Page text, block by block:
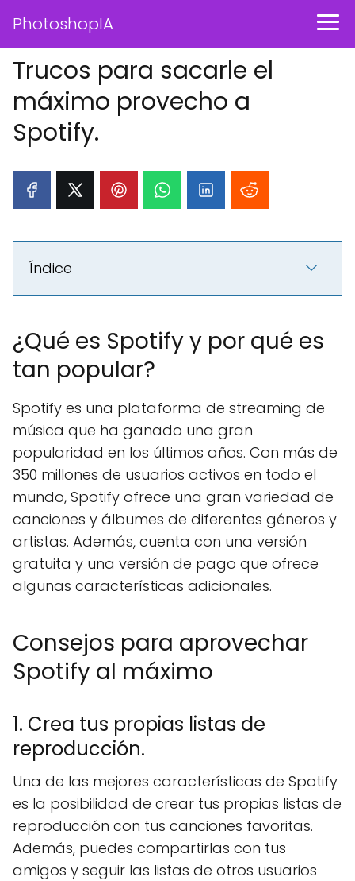
PhotoshopIA
Trucos para sacarle el
máximo provecho a
Spotify.
Índice
¿Qué es Spotify y por qué es
tan popular?
Spotify es una plataforma de streaming de
música que ha ganado una gran
popularidad en los últimos años. Con más de
350 millones de usuarios activos en todo el
mundo, Spotify ofrece una gran variedad de
canciones y álbumes de diferentes géneros y
artistas. Además, cuenta con una versión
gratuita y una versión de pago que ofrece
algunas características adicionales.
Consejos para aprovechar
Spotify al máximo
1. Crea tus propias listas de
reproducción.
Una de las mejores características de Spotify
es la posibilidad de crear tus propias listas de
reproducción con tus canciones favoritas.
Además, puedes compartirlas con tus
amigos y seguir las listas de otros usuarios